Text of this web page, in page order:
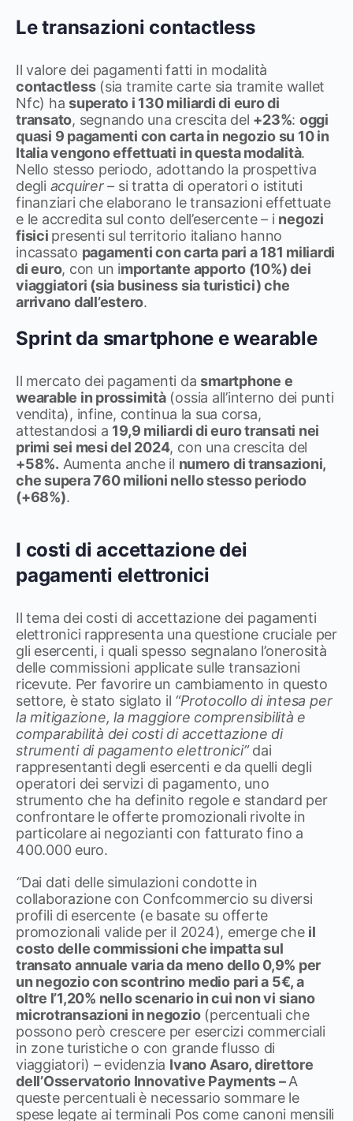
Le transazioni contactless
Il valore dei pagamenti fatti in modalità
contactless(sia tramite carte sia tramite wallet
Nfc) hasuperato i 130 miliardi di euro di
transato, segnando una crescita del +23%: oggi
quasi 9 pagamenti con carta in negozio su 10 in
Italia vengono effettuati in questa modalità.
Nello stesso periodo, adottando la prospettiva
degli acquirer – si tratta di operatori o istituti
finanziari che elaborano le transazioni effettuate
e le accredita sul conto dell’esercente– i negozi
fisici presenti sul territorio italiano hanno
incassato pagamenti con carta pari a 181 miliardi
di euro, con un importante apporto (10%) dei
viaggiatori (sia business sia turistici) che
arrivano dall’estero.
Sprint da smartphone e wearable
Il mercato dei pagamenti dasmartphone e
wearable in prossimità(ossia all’interno dei punti
vendita), infine, continua la sua corsa,
attestandosi a 19,9 miliardi di euro transati nei
primi sei mesi del 2024, con una crescita del
+58%. Aumenta anche il numero di transazioni,
che supera 760 milioni nello stesso periodo
(+68%).
I costi di accettazione dei
pagamenti elettronici
Il tema dei costi di accettazione dei pagamenti
elettronici rappresenta una questione cruciale per
gli esercenti, i quali spesso segnalano l’onerosità
delle commissioni applicate sulle transazioni
ricevute. Per favorire un cambiamento in questo
settore, è stato siglato il “Protocollo di intesa per
la mitigazione, la maggiore comprensibilità e
comparabilità dei costi di accettazione di
strumenti di pagamento elettronici”dai
rappresentanti degli esercenti e da quelli degli
operatori dei servizi di pagamento, uno
strumento che ha definito regole e standard per
confrontare le offerte promozionali rivolte in
particolare ai negozianti con fatturato fino a
400.000 euro.
“Dai dati delle simulazioni condotte in
collaborazione con Confcommercio su diversi
profili di esercente (e basate su offerte
promozionali valide per il 2024), emerge che il
costo delle commissioni che impatta sul
transato annuale varia da meno dello 0,9% per
un negozio con scontrino medio pari a 5€, a
oltre l’1,20% nello scenario in cui non vi siano
microtransazioni in negozio(percentuali che
possono però crescere per esercizi commerciali
in zone turistiche o con grande flusso di
viaggiatori) – evidenzia Ivano Asaro, direttore
dell’Osservatorio Innovative Payments –A
queste percentuali è necessario sommare le
spese legate ai terminali Pos come canoni mensili